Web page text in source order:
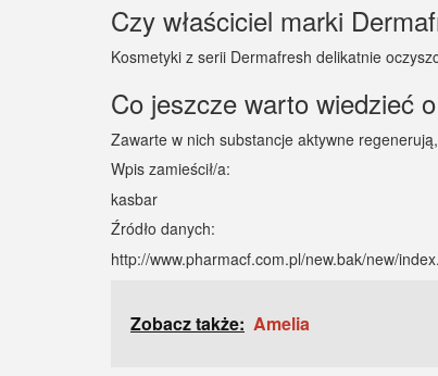
Czy właściciel marki
Kosmetyki z serii Dermafresh delikatnie
Co jeszcze warto wiedzieć
Zawarte w nich substancje aktywne
Wpis zamieścił/a:
kasbar
Źródło danych:
http://www.pharmacf.com.pl/new.bak/new/
Zobacz także: Amelia